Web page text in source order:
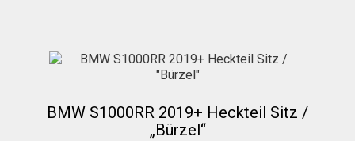
BMW S1000RR 2019+ Heckteil Sitz /
„Bürzel“